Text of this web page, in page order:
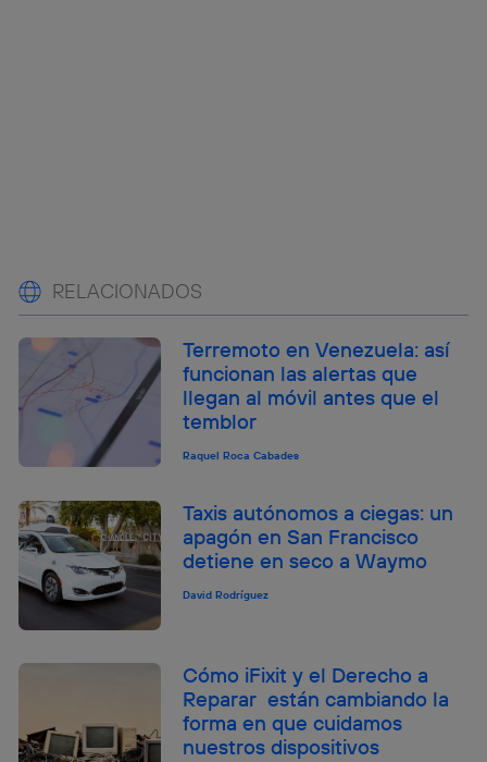
RELACIONADOS
Terremoto en Venezuela: así
funcionan las alertas que
llegan al móvil antes que el
temblor
Raquel Roca Cabades
Taxis autónomos a ciegas: un
apagón en San Francisco
detiene en seco a Waymo
David Rodríguez
Cómo iFixit y el Derecho a
Reparar están cambiando la
forma en que cuidamos
nuestros dispositivos